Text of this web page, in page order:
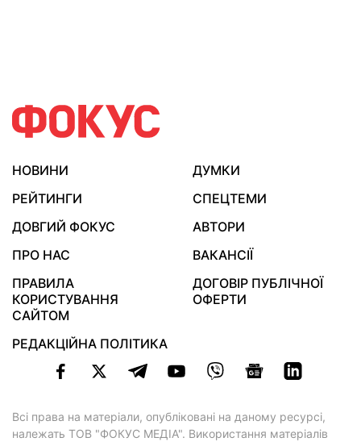
НОВИНИ
ДУМКИ
РЕЙТИНГИ
СПЕЦТЕМИ
ДОВГИЙ ФОКУС
АВТОРИ
ПРО НАС
ВАКАНСІЇ
ПРАВИЛА
КОРИСТУВАННЯ
САЙТОМ
ДОГОВІР ПУБЛІЧНОЇ
ОФЕРТИ
РЕДАКЦІЙНА ПОЛІТИКА
Всі права на матеріали, опубліковані на даному ресурсі,
належать ТОВ "ФОКУС МЕДІА". Використання матеріалів